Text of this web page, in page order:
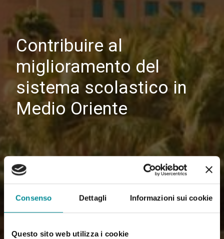
Consenso Dettagli Informazioni sui cookie
Questo sito web utilizza i cookie
Contribuire al
miglioramento del
sistema scolastico in
Medio Oriente